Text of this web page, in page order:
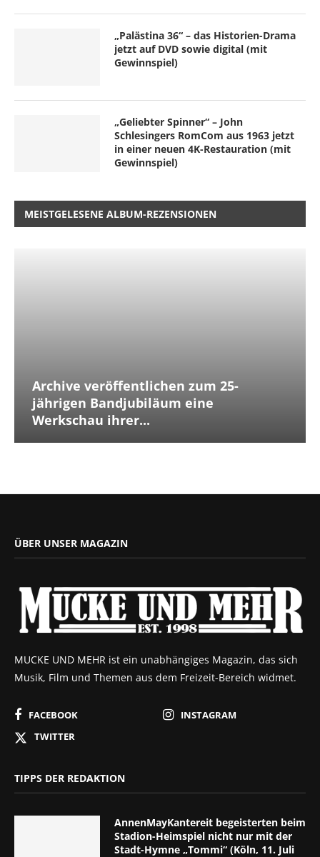
„Palästina 36“ – das Historien-Drama
jetzt auf DVD sowie digital (mit
Gewinnspiel)
„Geliebter Spinner“ – John
Schlesingers RomCom aus 1963 jetzt
in einer neuen 4K-Restauration (mit
Gewinnspiel)
MEISTGELESENE ALBUM-REZENSIONEN
Archive veröffentlichen zum 25-
jährigen Bandjubiläum eine
Werkschau ihrer...
ÜBER UNSER MAGAZIN
MUCKE UND MEHR ist ein unabhängiges Magazin, das sich
Musik, Film und Themen aus dem Freizeit-Bereich widmet.
FACEBOOK
INSTAGRAM
TWITTER
TIPPS DER REDAKTION
AnnenMayKantereit begeisterten beim
Stadion-Heimspiel nicht nur mit der
Stadt-Hymne „Tommi“ (Köln, 11. Juli